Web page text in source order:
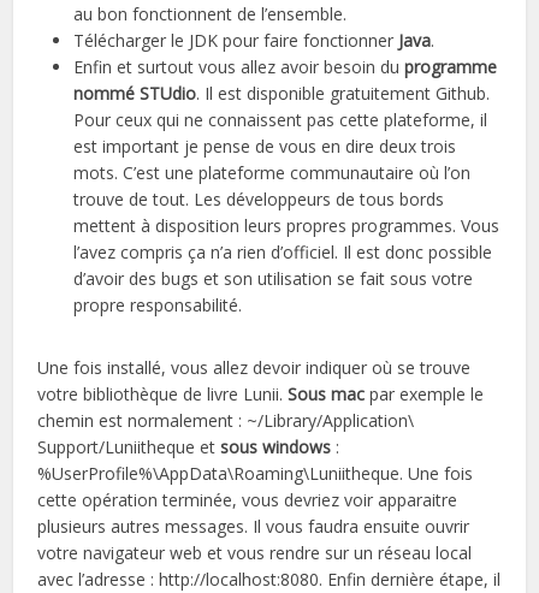
au bon fonctionnent de l’ensemble.
Télécharger le JDK pour faire fonctionner Java.
Enfin et surtout vous allez avoir besoin duprogramme
nommé STUdio. Il est disponible gratuitement Github.
Pour ceux qui ne connaissent pas cette plateforme, il
est important je pense de vous en dire deux trois
mots. C’est une plateforme communautaire où l’on
trouve de tout. Les développeurs de tous bords
mettent à disposition leurs propres programmes. Vous
l’avez compris ça n’a rien d’officiel. Il est donc possible
d’avoir des bugs et son utilisation se fait sous votre
propre responsabilité.
Une fois installé, vous allez devoir indiquer où se trouve
votre bibliothèque de livre Lunii.Sous mac par exemple le
chemin est normalement : ~/Library/Application\
Support/Luniitheque etsous windows :
%UserProfile%\AppData\Roaming\Luniitheque. Une fois
cette opération terminée, vous devriez voir apparaitre
plusieurs autres messages. Il vous faudra ensuite ouvrir
votre navigateur web et vous rendre sur un réseau local
avec l’adresse : http://localhost:8080. Enfin dernière étape, il